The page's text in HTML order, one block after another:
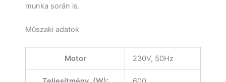
munka során is.
Műszaki adatok
Motor 230V, 50Hz